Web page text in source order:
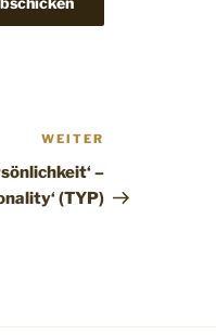
Beitrag
WEITER
–
(TYP)